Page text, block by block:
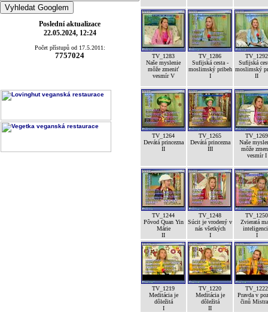
Poslední aktualizace
22.05.2024, 12:24
Počet přístupů od 17.5.2011:
7757024
TV_1283
Naše myslenie
môže zmeniť
vesmír V
TV_1286
Sufijská cesta -
moslimský pribeh
I
TV_1292
Sufijská
moslimský
II
TV_1264
Devátá princezna
II
TV_1265
Devátá princezna
III
TV_1269
Naše
môže
vesmír I
TV_1244
Pôvod Quan Yin
Márie
II
TV_1248
Súcit je vrodený v
nás všetkých
I
TV_1250
Zvieratá
I
TV_1219
Meditácia je
dôležitá
I
TV_1220
Meditácia je
dôležitá
II
TV_1222
Pravda v
činů